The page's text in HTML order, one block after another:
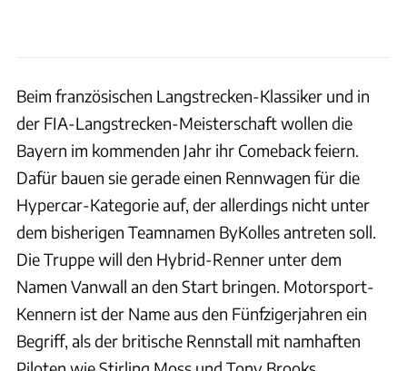
Beim französischen Langstrecken-Klassiker und in
der FIA-Langstrecken-Meisterschaft wollen die
Bayern im kommenden Jahr ihr Comeback feiern.
Dafür bauen sie gerade einen Rennwagen für die
Hypercar-Kategorie auf, der allerdings nicht unter
dem bisherigen Teamnamen ByKolles antreten soll.
Die Truppe will den Hybrid-Renner unter dem
Namen Vanwall an den Start bringen. Motorsport-
Kennern ist der Name aus den Fünfzigerjahren ein
Begriff, als der britische Rennstall mit namhaften